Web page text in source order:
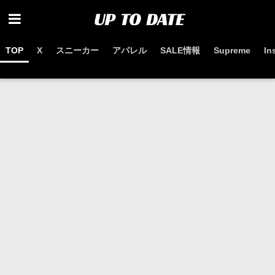
TOP X スニーカー アパレル SALE情報 Supreme